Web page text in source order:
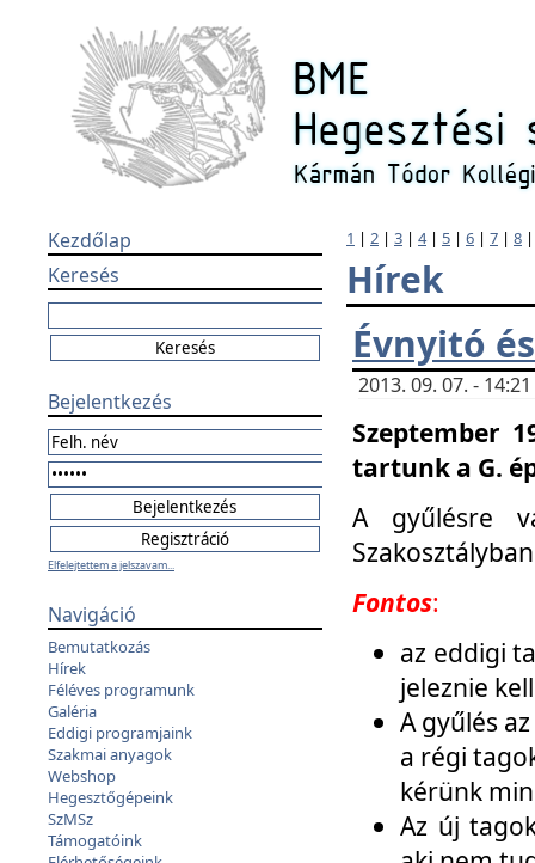
Kezdőlap
Keresés
Bejelentkezés
Elfelejtettem a jelszavam...
Navigáció
Bemutatkozás
Hírek
Féléves programunk
Galéria
Eddigi programjaink
Szakmai anyagok
Webshop
Hegesztőgépeink
SzMSz
Támogatóink
1 | 2 | 3 | 4| 5 | 6 | 7 | 8
Hírek
Évnyitó
2013. 09. 07. -
Szeptember
tartunk a G.
A gyűlésre
Fontos:
az eddigi
jeleznie
A gyűlés
a régi
kérünk
Az új